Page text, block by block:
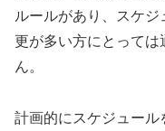
ルールがあり、スケ
更が多い方にとって
ん。
計画的にスケジュール